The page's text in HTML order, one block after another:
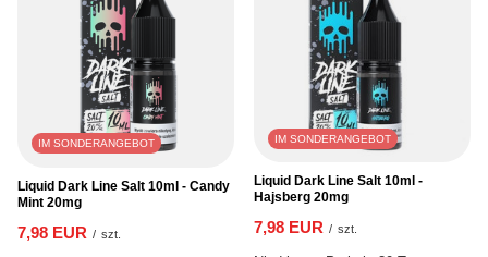
IM SONDERANGEBOT
Liquid Dark Line Salt 10ml - Candy
Mint 20mg
7,98 EUR / szt.
IM SONDERANGEBOT
Liquid Dark Line Salt 10ml -
Hajsberg 20mg
7,98 EUR / szt.